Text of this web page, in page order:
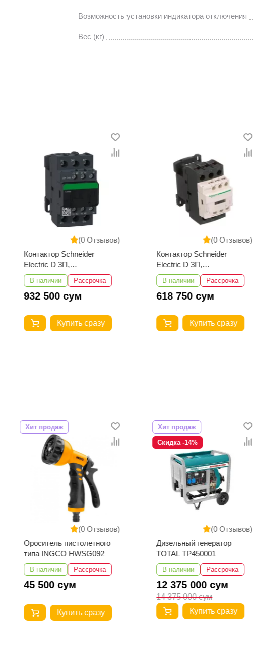
Возможность установки индикатора отключения
Вес (кг)
(0 Отзывов)
Контактор Schneider
Electric D 3П,
32А,НО+НЗ,220B
LC1D32M7
В наличии Рассрочка
932 500 сум
Купить сразу
(0 Отзывов)
Контактор Schneider
Electric D 3П,
25А,НО+НЗ,220B
LC1D25M7
В наличии Рассрочка
618 750 сум
Купить сразу
(0 Отзывов)
Хит продаж
Ороситель пистолетного
типа INGCO HWSG092
В наличии Рассрочка
45 500 сум
Купить сразу
(0 Отзывов)
Хит продаж
Скидка -14%
Дизельный генератор
TOTAL TP450001
В наличии Рассрочка
12 375 000 сум
14 375 000 сум
Купить сразу